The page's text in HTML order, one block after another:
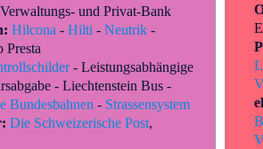
Verwaltungs- und Privat-Bank
Hilcona - Hilti - Neutrik-
Presta
- Leistungsabhängige
- Liechtenstein Bus-
Bundesbahnen - Strassensystem
Die Schweizerische Post,